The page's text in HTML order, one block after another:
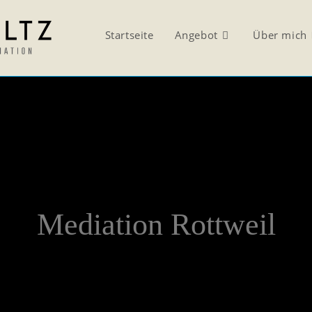
Startseite Angebot Über mich
Mediation Rottweil